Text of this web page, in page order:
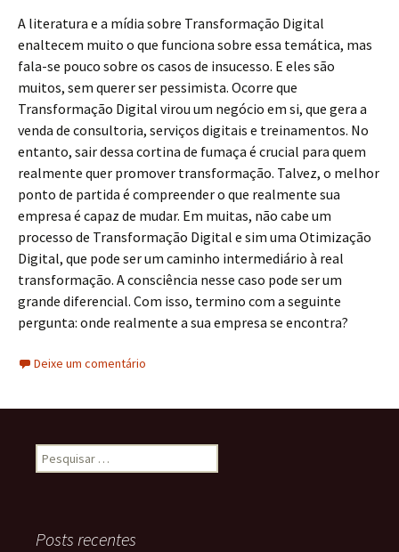
A literatura e a mídia sobre Transformação Digital
enaltecem muito o que funciona sobre essa temática, mas
fala-se pouco sobre os casos de insucesso. E eles são
muitos, sem querer ser pessimista. Ocorre que
Transformação Digital virou um negócio em si, que gera a
venda de consultoria, serviços digitais e treinamentos. No
entanto, sair dessa cortina de fumaça é crucial para quem
realmente quer promover transformação. Talvez, o melhor
ponto de partida é compreender o que realmente sua
empresa é capaz de mudar. Em muitas, não cabe um
processo de Transformação Digital e sim uma Otimização
Digital, que pode ser um caminho intermediário à real
transformação. A consciência nesse caso pode ser um
grande diferencial. Com isso, termino com a seguinte
pergunta: onde realmente a sua empresa se encontra?
Deixe um comentário
Pesquisar
por:
Posts recentes